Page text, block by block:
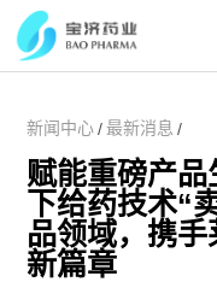
新闻中心 / 最新消息 /
赋能重磅产
下给药技术“
品领域，携
新篇章